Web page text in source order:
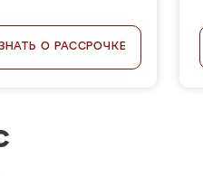
О РАССРОЧКЕ